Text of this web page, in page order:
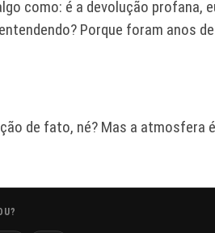
como: é a devolução profana,
Porque foram anos
de fato, né? Mas a atmosfera é